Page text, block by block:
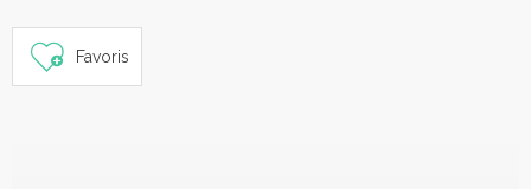
Favoris